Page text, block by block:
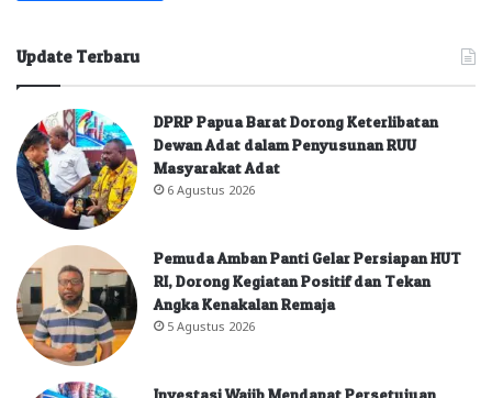
Update Terbaru
DPRP Papua Barat Dorong Keterlibatan
Dewan Adat dalam Penyusunan RUU
Masyarakat Adat
6 Agustus 2026
Pemuda Amban Panti Gelar Persiapan HUT
RI, Dorong Kegiatan Positif dan Tekan
Angka Kenakalan Remaja
5 Agustus 2026
Investasi Wajib Mendapat Persetujuan